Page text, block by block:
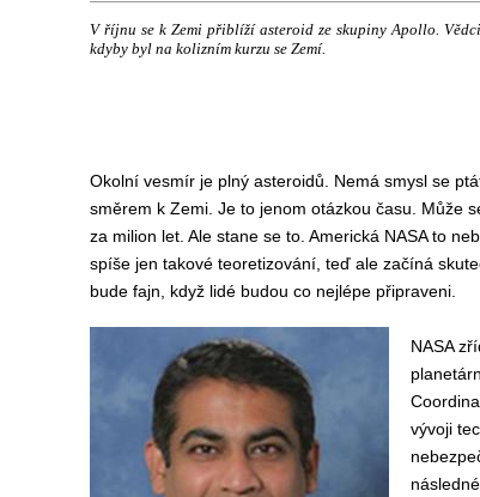
V říjnu se k Zemi přiblíží asteroid ze skupiny Apollo.
kdyby byl na kolizním kurzu se Zemí.
Okolní vesmír je plný asteroidů. Nemá smysl se
směrem k Zemi. Je to jenom otázkou času. Může
za milion let. Ale stane se to. Americká NASA to
spíše jen takové teoretizování, teď ale začíná
bude fajn, když lidé budou co nejlépe připraveni.
NASA
vývoji